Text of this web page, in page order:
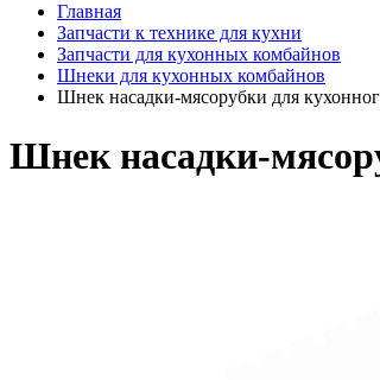
Главная
Запчасти к технике для кухни
Запчасти для кухонных комбайнов
Шнеки для кухонных комбайнов
Шнек насадки-мясорубки для
Шнек насадки-